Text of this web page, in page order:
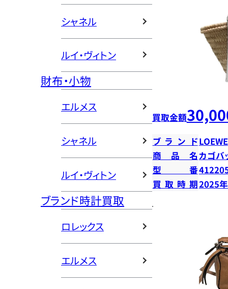
シャネル
ルイ・ヴィトン
財布・小物
エルメス
シャネル
ルイ・ヴィトン
ブランド時計買取
ロレックス
エルメス
買取金額
ブランドLOEWE
商品名カゴバ
型番
買取時期2025